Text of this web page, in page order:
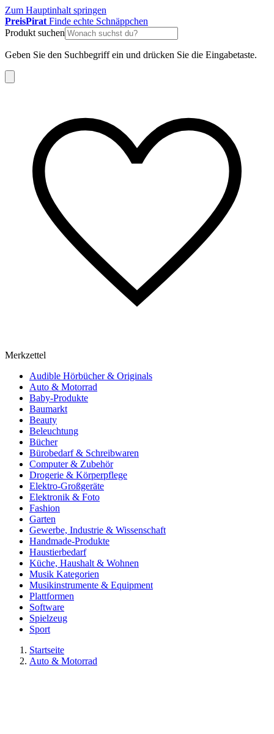
Zum Hauptinhalt springen
PreisPirat Finde echte Schnäppchen
Produkt suchen
Geben Sie den Suchbegriff ein und drücken Sie die Eingabetaste.
Merkzettel
Audible Hörbücher & Originals
Auto & Motorrad
Baby-Produkte
Baumarkt
Beauty
Beleuchtung
Bücher
Bürobedarf & Schreibwaren
Computer & Zubehör
Drogerie & Körperpflege
Elektro-Großgeräte
Elektronik & Foto
Fashion
Garten
Gewerbe, Industrie & Wissenschaft
Handmade-Produkte
Haustierbedarf
Küche, Haushalt & Wohnen
Musik Kategorien
Musikinstrumente & Equipment
Plattformen
Software
Spielzeug
Sport
Startseite
Auto & Motorrad